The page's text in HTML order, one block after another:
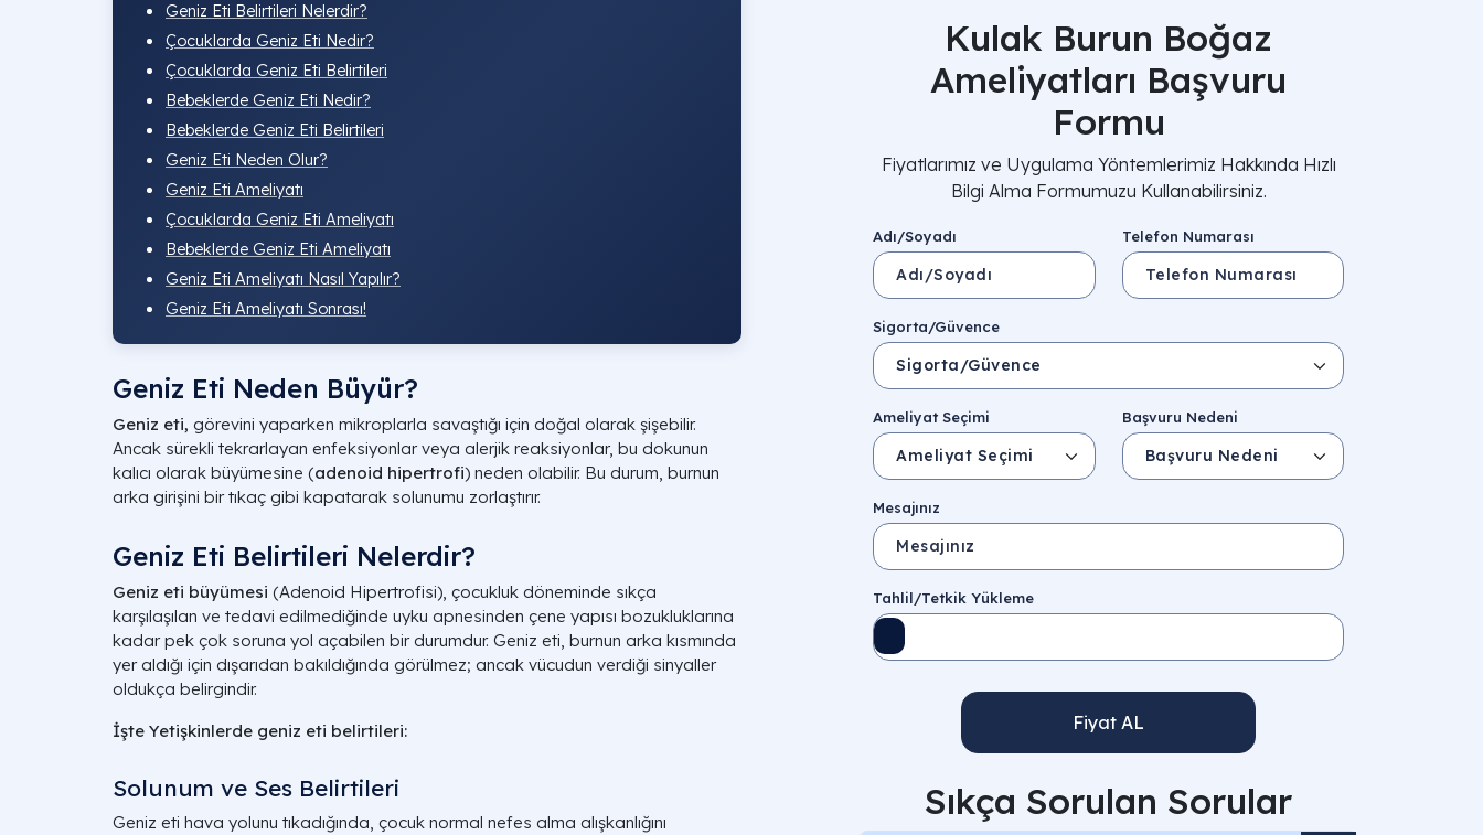
Geniz Eti Belirtileri Nelerdir?
Çocuklarda Geniz Eti Nedir?
Çocuklarda Geniz Eti Belirtileri
Bebeklerde Geniz Eti Nedir?
Bebeklerde Geniz Eti Belirtileri
Geniz Eti Neden Olur​?
Geniz Eti Ameliyatı​
Çocuklarda Geniz Eti Ameliyatı​
Bebeklerde Geniz Eti Ameliyatı
Geniz Eti Ameliyatı Nasıl Yapılır​?
Geniz Eti Ameliyatı Sonrası​!
Geniz Eti Neden Büyür?
Geniz eti, görevini yaparken mikroplarla savaştığı için doğal olarak şişebilir.
Ancak sürekli tekrarlayan enfeksiyonlar veya alerjik reaksiyonlar, bu dokunun
kalıcı olarak büyümesine (adenoid hipertrofi) neden olabilir. Bu durum, burnun
arka girişini bir tıkaç gibi kapatarak solunumu zorlaştırır.
Geniz Eti Belirtileri Nelerdir?
Geniz eti büyümesi (Adenoid Hipertrofisi), çocukluk döneminde sıkça
karşılaşılan ve tedavi edilmediğinde uyku apnesinden çene yapısı bozukluklarına
kadar pek çok soruna yol açabilen bir durumdur. Geniz eti, burnun arka kısmında
yer aldığı için dışarıdan bakıldığında görülmez; ancak vücudun verdiği sinyaller
oldukça belirgindir.
İşte Yetişkinlerde geniz eti belirtileri:
Solunum ve Ses Belirtileri
Geniz eti hava yolunu tıkadığında, çocuk normal nefes alma alışkanlığını
Kulak Burun Boğaz
Ameliyatları Başvuru
Formu
Fiyatlarımız ve Uygulama Yöntemlerimiz Hakkında Hızlı
Bilgi Alma Formumuzu Kullanabilirsiniz.
Adı/Soyadı Telefon Numarası
Sigorta/Güvence
Ameliyat Seçimi Başvuru Nedeni
Mesajınız
Tahlil/Tetkik Yükleme
Fiyat AL
Sıkça Sorulan Sorular